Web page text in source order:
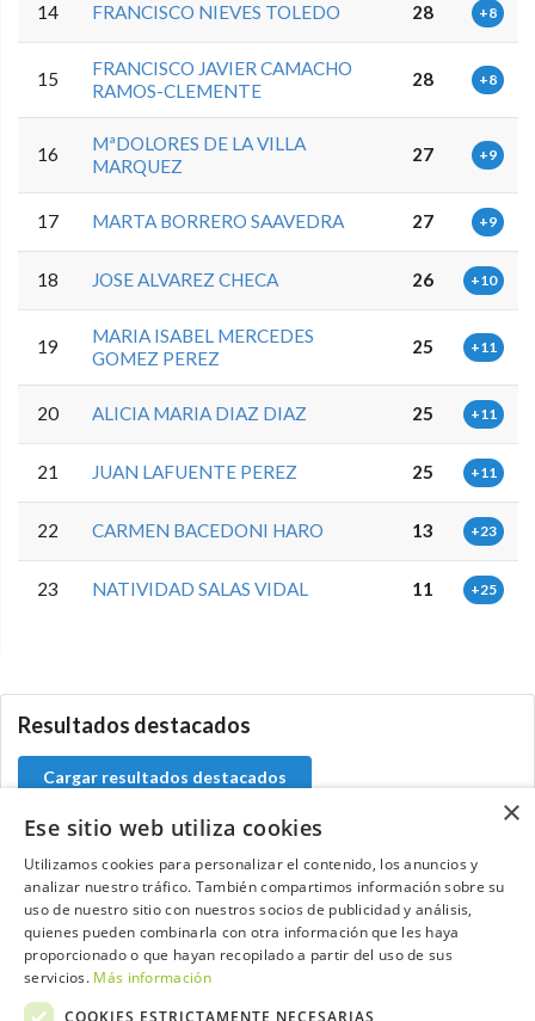
14 FRANCISCO NIEVES TOLEDO 28 +8
15
FRANCISCO JAVIER CAMACHO
RAMOS-CLEMENTE
28 +8
16
MªDOLORES DE LA VILLA
MARQUEZ
27 +9
17 MARTA BORRERO SAAVEDRA 27 +9
18 JOSE ALVAREZ CHECA 26 +10
19
MARIA ISABEL MERCEDES
GOMEZ PEREZ
25 +11
20 ALICIA MARIA DIAZ DIAZ 25 +11
21 JUAN LAFUENTE PEREZ 25 +11
22 CARMEN BACEDONI HARO 13 +23
23 NATIVIDAD SALAS VIDAL 11 +25
Resultados destacados
Cargar resultados destacados
Contacta con el equipo de NextCaddy
Opina Contacta
×
Ese sitio web utiliza cookies
Utilizamos cookies para personalizar el contenido, los anuncios y
analizar nuestro tráfico. También compartimos información sobre su
uso de nuestro sitio con nuestros socios de publicidad y análisis,
quienes pueden combinarla con otra información que les haya
proporcionado o que hayan recopilado a partir del uso de sus
servicios. Más información
COOKIES ESTRICTAMENTE NECESARIAS